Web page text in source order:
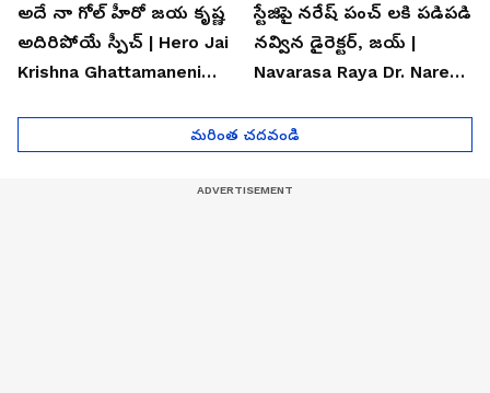
అదే నా గోల్ హీరో జయ కృష్ణ
అదిరిపోయే స్పీచ్ | Hero Jai
Krishna Ghattamaneni
స్టేజిపై నరేష్ పంచ్ లకి పడిపడి
నవ్విన డైరెక్టర్, జయ్ |
Navarasa Raya Dr. Naresh
మరింత చదవండి